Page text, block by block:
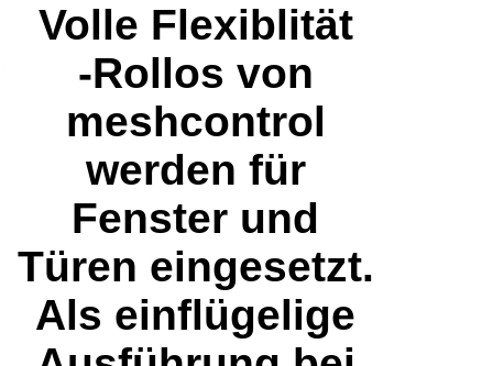
Volle Flexiblität
-Rollos von
meshcontrol
werden für
Fenster und
Türen eingesetzt.
Als einflügelige